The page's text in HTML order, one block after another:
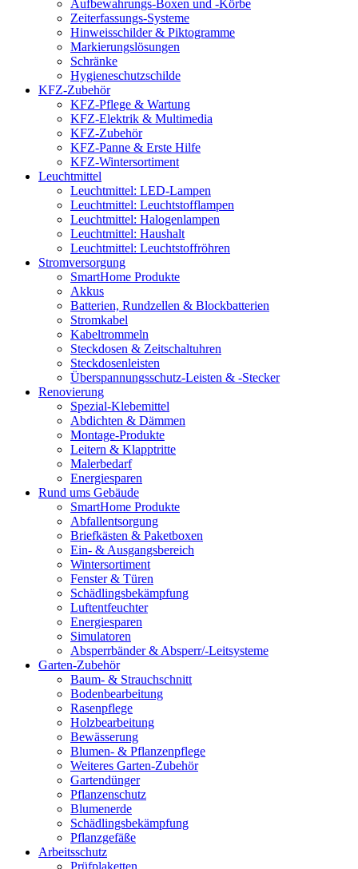
Aufbewahrungs-Boxen und -Körbe
Zeiterfassungs-Systeme
Hinweisschilder & Piktogramme
Markierungslösungen
Schränke
Hygieneschutzschilde
KFZ-Zubehör
KFZ-Pflege & Wartung
KFZ-Elektrik & Multimedia
KFZ-Zubehör
KFZ-Panne & Erste Hilfe
KFZ-Wintersortiment
Leuchtmittel
Leuchtmittel: LED-Lampen
Leuchtmittel: Leuchtstofflampen
Leuchtmittel: Halogenlampen
Leuchtmittel: Haushalt
Leuchtmittel: Leuchtstoffröhren
Stromversorgung
SmartHome Produkte
Akkus
Batterien, Rundzellen & Blockbatterien
Stromkabel
Kabeltrommeln
Steckdosen & Zeitschaltuhren
Steckdosenleisten
Überspannungsschutz-Leisten & -Stecker
Renovierung
Spezial-Klebemittel
Abdichten & Dämmen
Montage-Produkte
Leitern & Klapptritte
Malerbedarf
Energiesparen
Rund ums Gebäude
SmartHome Produkte
Abfallentsorgung
Briefkästen & Paketboxen
Ein- & Ausgangsbereich
Wintersortiment
Fenster & Türen
Schädlingsbekämpfung
Luftentfeuchter
Energiesparen
Simulatoren
Absperrbänder & Absperr/-Leitsysteme
Garten-Zubehör
Baum- & Strauchschnitt
Bodenbearbeitung
Rasenpflege
Holzbearbeitung
Bewässerung
Blumen- & Pflanzenpflege
Weiteres Garten-Zubehör
Gartendünger
Pflanzenschutz
Blumenerde
Schädlingsbekämpfung
Pflanzgefäße
Arbeitsschutz
Prüfplaketten